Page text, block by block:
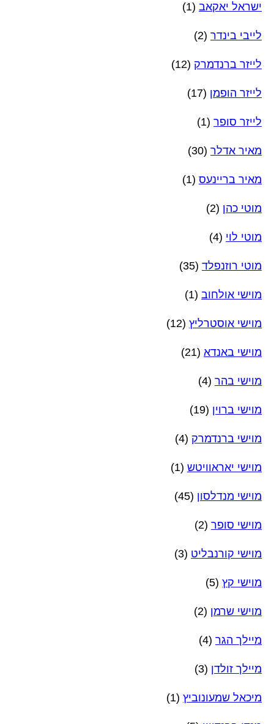
ישראל יאקאב (1)
לייבי בינדר (2)
לייזר ברנדמרק (12)
לייזר הופמן (17)
לייזר סופר (1)
מאיר אדלר (30)
מאיר בריינעס (1)
מוטי כהן (2)
מוטי לוי (4)
מוטי רוזנפלד (35)
מוישי אולחוב (1)
מוישי אוסטרליץ (12)
מוישי באנדא (21)
מוישי בהר (4)
מוישי ברוין (19)
מוישי ברנדמרק (4)
מוישי יאראוויטש (1)
מוישי מנדלסון (45)
מוישי סופר (2)
מוישי קורנבליט (3)
מוישי קץ (5)
מוישי שרמן (2)
מיילך הגר (4)
מיילך זולדן (3)
מיכאל שמעונוביץ (1)